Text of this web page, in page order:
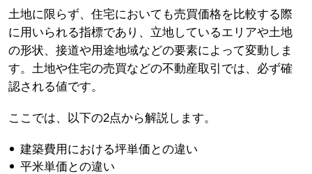
土地に限らず、住宅においても売買価格を比較する際
に用いられる指標であり、立地しているエリアや土地
の形状、接道や用途地域などの要素によって変動しま
す。土地や住宅の売買などの不動産取引では、必ず確
認される値です。
ここでは、以下の2点から解説します。
建築費用における坪単価との違い
平米単価との違い